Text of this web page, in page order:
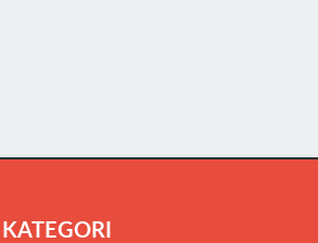
KATEGORI